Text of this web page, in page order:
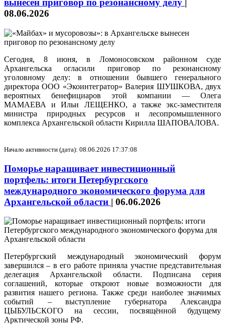
вынесен приговор по резонансному делу |
08.06.2026
Сегодня, 8 июня, в Ломоносовском районном суде
Архангельска огласили приговор по резонансному
уголовному делу: в отношении бывшего генерального
директора ООО «Экоинтегратор» Валерия ШУШКОВА, двух
вероятных бенефициаров этой компании — Олега
МАМАЕВА и Ильи ЛЕЩЕНКО, а также экс-заместителя
министра природных ресурсов и лесопромышленного
комплекса Архангельской области Кирилла ШАПОВАЛОВА.
Начало активности (дата): 08.06.2026 17:37:08
Поморье наращивает инвестиционный
портфель: итоги Петербургского
международного экономического форума для
Архангельской области | 06.06.2026
Петербургский международный экономический форум
завершился – в его работе приняла участие представительная
делегация Архангельской области. Подписана серия
соглашений, которые откроют новые возможности для
развития нашего региона. Также среди наиболее значимых
событий – выступление губернатора Александра
ЦЫБУЛЬСКОГО на сессии, посвящённой будущему
Арктической зоны РФ.